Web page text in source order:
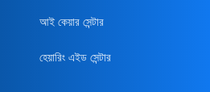
আই কেয়ার সেন্টার
হেয়ারিং এইড সেন্টার